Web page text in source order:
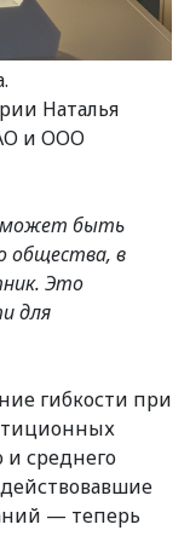
Наталья
и ООО
быть
общества, в
Это
для
гибкости при
и среднего
— теперь